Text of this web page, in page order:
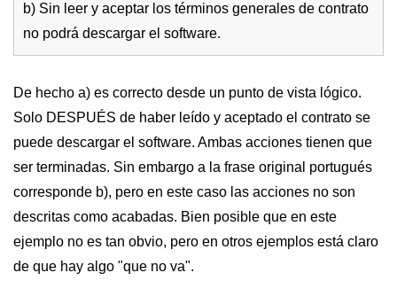
b) Sin leer y aceptar los términos generales de contrato
no podrá descargar el software.
De hecho a) es correcto desde un punto de vista lógico.
Solo DESPUÉS de haber leído y aceptado el contrato se
puede descargar el software. Ambas acciones tienen que
ser terminadas. Sin embargo a la frase original portugués
corresponde b), pero en este caso las acciones no son
descritas como acabadas. Bien posible que en este
ejemplo no es tan obvio, pero en otros ejemplos está claro
de que hay algo "que no va".